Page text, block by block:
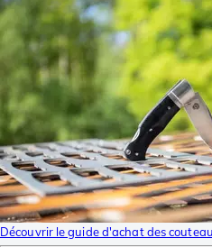
Découvrir le guide d'achat des